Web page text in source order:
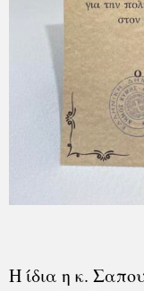
Η ίδια η κ.